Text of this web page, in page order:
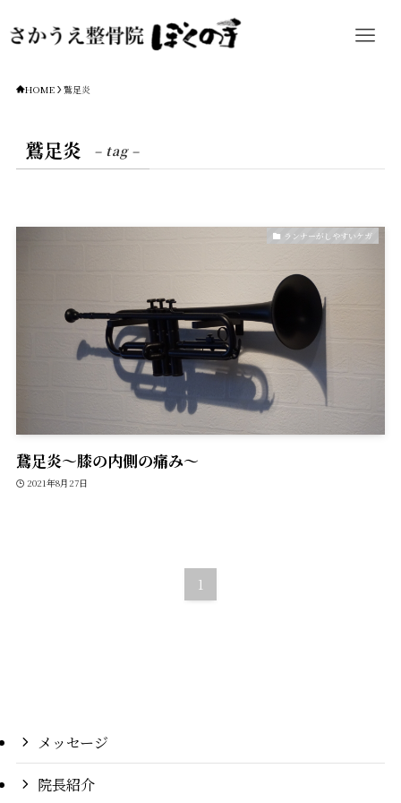
HOME 鷲足炎
鷲足炎 – tag –
ランナーがしやすいケガ
鵞足炎〜膝の内側の痛み〜
2021年8月27日
1
メッセージ
院長紹介